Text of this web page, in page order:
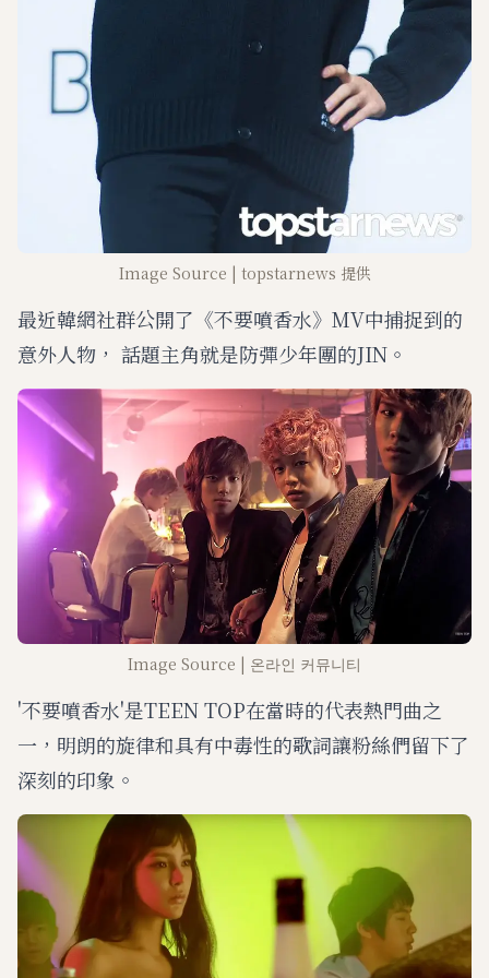
Image Source | topstarnews 提供
最近韓網社群公開了《不要噴香水》MV中捕捉到的
意外人物， 話題主角就是防彈少年團的JIN。
Image Source | 온라인 커뮤니티
'不要噴香水'是TEEN TOP在當時的代表熱門曲之
一，明朗的旋律和具有中毒性的歌詞讓粉絲們留下了
深刻的印象。